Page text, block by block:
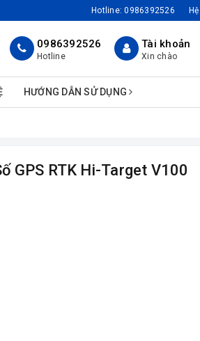
Hotline:0986392526
0986392526
Hotline
Tài khoản
Xin chào
HƯỚNG DẪN SỬ DỤNG
GPS RTK Hi-Target V100